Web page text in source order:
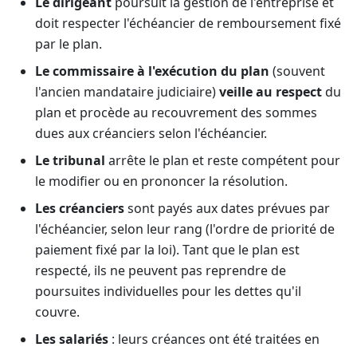
doit respecter l'échéancier de remboursement fixé
par le plan.
Le commissaire à l'exécution du plan (souvent
l'ancien mandataire judiciaire)veille au respectdu
plan et procède au recouvrement des sommes
dues aux créanciers selon l'échéancier.
Le tribunal arrête le plan et reste compétent pour
le modifier ou en prononcer la résolution.
Les créancierssont payés aux dates prévues par
l'échéancier, selon leur rang (l'ordre de priorité de
paiement fixé par la loi). Tant que le plan est
respecté, ils ne peuvent pas reprendre de
poursuites individuelles pour les dettes qu'il
couvre.
Les salariés : leurs créances ont été traitées en